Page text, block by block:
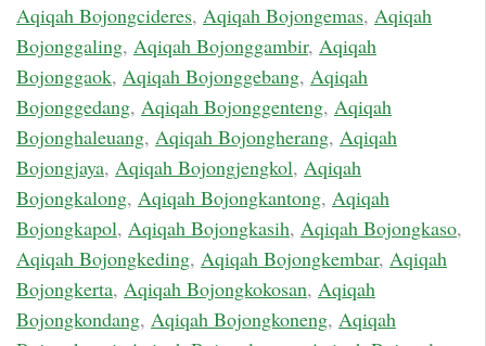
Aqiqah Bojongcideres, Aqiqah Bojongemas, Aqiqah
Bojonggaling, Aqiqah Bojonggambir, Aqiqah
Bojonggaok, Aqiqah Bojonggebang, Aqiqah
Bojonggedang, Aqiqah Bojonggenteng, Aqiqah
Bojonghaleuang, Aqiqah Bojongherang, Aqiqah
Bojongjaya, Aqiqah Bojongjengkol, Aqiqah
Bojongkalong, Aqiqah Bojongkantong, Aqiqah
Bojongkapol, Aqiqah Bojongkasih, Aqiqah Bojongkaso,
Aqiqah Bojongkeding, Aqiqah Bojongkembar, Aqiqah
Bojongkerta, Aqiqah Bojongkokosan, Aqiqah
Bojongkondang, Aqiqah Bojongkoneng, Aqiqah